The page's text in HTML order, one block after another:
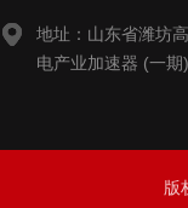
地址：山东省潍坊
电产业加速器 (一
版